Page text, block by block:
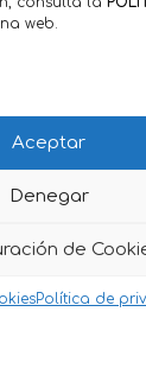
web.
Aceptar
Denegar
de
Política de